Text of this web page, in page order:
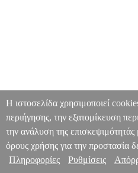
Η ιστοσελίδα χρησιμοποιεί
περιήγησης, την εξατομίκευση
την ανάλυση της
όρους χρήσης για την προστασία
Πληροφορίες
Ρυθμίσεις